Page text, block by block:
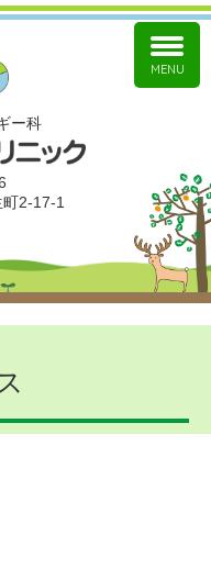
ー科
2-17-1
MENU